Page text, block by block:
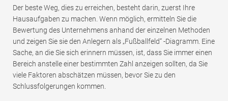
Der beste Weg, dies zu erreichen, besteht darin, zuerst Ihre
Hausaufgaben zu machen. Wenn möglich, ermitteln Sie die
Bewertung des Unternehmens anhand der einzelnen Methoden
und zeigen Sie sie den Anlegern als „Fußballfeld“ -Diagramm. Eine
Sache, an die Sie sich erinnern müssen, ist, dass Sie immer einen
Bereich anstelle einer bestimmten Zahl anzeigen sollten, da Sie
viele Faktoren abschätzen müssen, bevor Sie zu den
Schlussfolgerungen kommen.